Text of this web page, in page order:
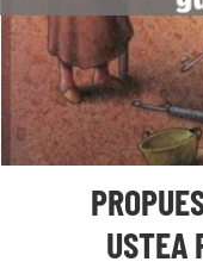
USTEA